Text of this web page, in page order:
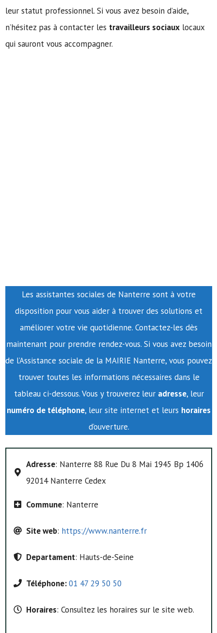
leur statut professionnel. Si vous avez besoin d’aide,
n’hésitez pas à contacter les travailleurs sociaux locaux
qui sauront vous accompagner.
Les assistantes sociales de Nanterre sont à votre
disposition pour vous aider à trouver des solutions et
améliorer votre vie quotidienne. Contactez-les dès
maintenant pour prendre rendez-vous. Si vous avez besoin
de l’Assistance sociale de la MAIRIE Nanterre, vous pouvez
trouver toutes les informations nécessaires dans le
tableau ci-dessous. Vous y trouverez leur adresse, leur
numéro de téléphone, leur site internet et leurs horaires
d’ouverture.
Adresse: Nanterre 88 Rue Du 8 Mai 1945 Bp 1406
92014 Nanterre Cedex
Commune: Nanterre
Site web: https://www.nanterre.fr
Departament: Hauts-de-Seine
Téléphone:01 47 29 50 50
Horaires: Consultez les horaires sur le site web.